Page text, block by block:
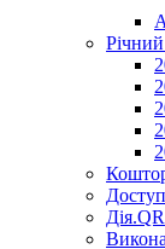
Річний
Дія.QR